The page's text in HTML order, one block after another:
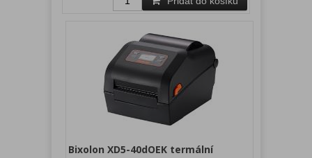
Bixolon XD5-40dOEK termální